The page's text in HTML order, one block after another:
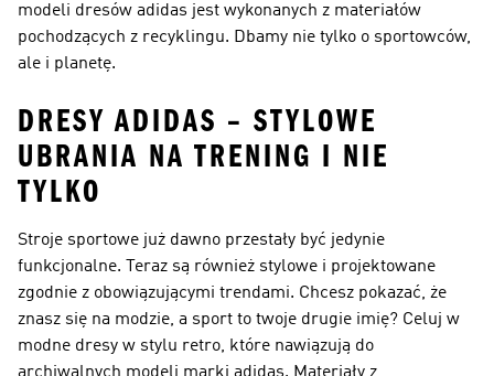
modeli dresów adidas jest wykonanych z materiałów
pochodzących z recyklingu. Dbamy nie tylko o sportowców,
ale i planetę.
DRESY ADIDAS – STYLOWE
UBRANIA NA TRENING I NIE
TYLKO
Stroje sportowe już dawno przestały być jedynie
funkcjonalne. Teraz są również stylowe i projektowane
zgodnie z obowiązującymi trendami. Chcesz pokazać, że
znasz się na modzie, a sport to twoje drugie imię? Celuj w
modne dresy w stylu retro, które nawiązują do
archiwalnych modeli marki adidas. Materiały z